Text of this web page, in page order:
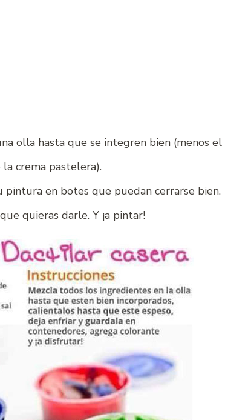
olla hasta que se integren bien (menos
la crema pastelera).
en botes que puedan cerrarse bien.
quieras darle. Y ¡a pintar!